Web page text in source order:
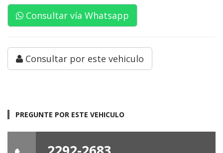
Consultar vía Whatsapp
Consultar por este vehiculo
PREGUNTE POR ESTE VEHICULO